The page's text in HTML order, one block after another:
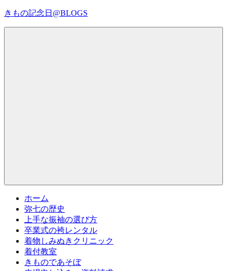
コ
きもの記念日@BLOGS
ホーム
弥七の歴史
上手な振袖の選び方
卒業式の袴レンタル
着物しみぬきクリニック
着付教室
きものであそぼ